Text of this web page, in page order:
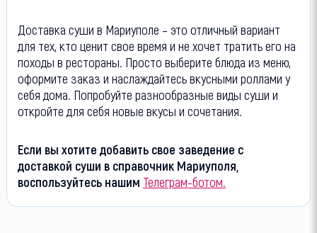
Доставка суши в Мариуполе – это отличный вариант
для тех, кто ценит свое время и не хочет тратить его на
походы в рестораны. Просто выберите блюда из меню,
оформите заказ и наслаждайтесь вкусными роллами у
себя дома. Попробуйте разнообразные виды суши и
откройте для себя новые вкусы и сочетания.
Если вы хотите добавить свое заведение с
доставкой суши в справочник Мариуполя,
воспользуйтесь нашим Телеграм-ботом.